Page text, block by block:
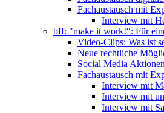
Fachaustausch mit
Interview mit
bff: "make it work!“: Für
Video-Clips: Was ist
Neue rechtliche
Social Media Aktionen
Fachaustausch mit
Interview mit
Interview mit
Interview mit